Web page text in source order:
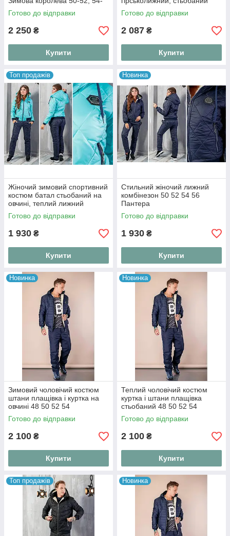
56
Готово до відправки
2 250 ₴
Купити
костюм двійка 42-44, 46-48
Готово до відправки
2 087 ₴
Купити
Топ продажів
Жіночий зимовий спортивний
костюм батал стьобаний на
овчині, теплий лижний
костюм-двійка куртка з
капюшоном та штани на
синтепоні
Готово до відправки
1 930 ₴
Купити
Новинка
Стильний жіночий лижний
комбінезон 50 52 54 56
Пантера
Готово до відправки
1 930 ₴
Купити
Новинка
Зимовий чоловічий костюм
штани плащівка і куртка на
овчині 48 50 52 54
Готово до відправки
2 100 ₴
Купити
Новинка
Теплий чоловічий костюм
куртка і штани плащівка
стьобаний 48 50 52 54
Готово до відправки
2 100 ₴
Купити
Топ продажів Новинка